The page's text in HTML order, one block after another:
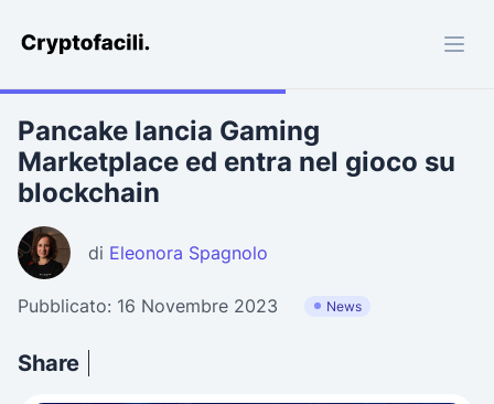
Cryptofacili.com
Pancake lancia Gaming
Marketplace ed entra nel gioco su
blockchain
di Eleonora Spagnolo
Pubblicato: 16 Novembre 2023 News
Share